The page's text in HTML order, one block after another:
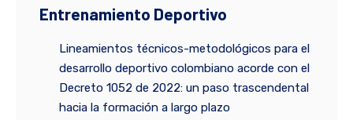
Entrenamiento Deportivo
Lineamientos técnicos-metodológicos para el
desarrollo deportivo colombiano acorde con el
Decreto 1052 de 2022: un paso trascendental
hacia la formación a largo plazo